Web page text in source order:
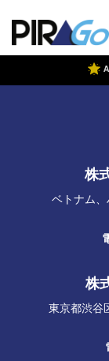
株
ベトナム、
株
東京都渋谷